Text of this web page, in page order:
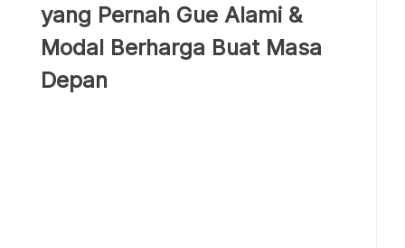
yang Pernah Gue Alami &
Modal Berharga Buat Masa
Depan